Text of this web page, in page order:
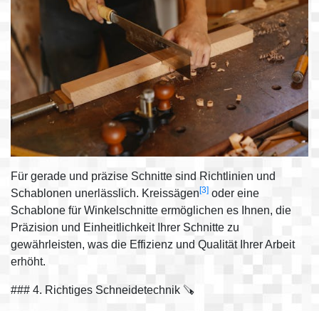
Für gerade und präzise Schnitte sind Richtlinien und
Schablonen unerlässlich. Kreissägen[3] oder eine
Schablone für Winkelschnitte ermöglichen es Ihnen, die
Präzision und Einheitlichkeit Ihrer Schnitte zu
gewährleisten, was die Effizienz und Qualität Ihrer Arbeit
erhöht.
### 4. Richtiges Schneidetechnik 🪚